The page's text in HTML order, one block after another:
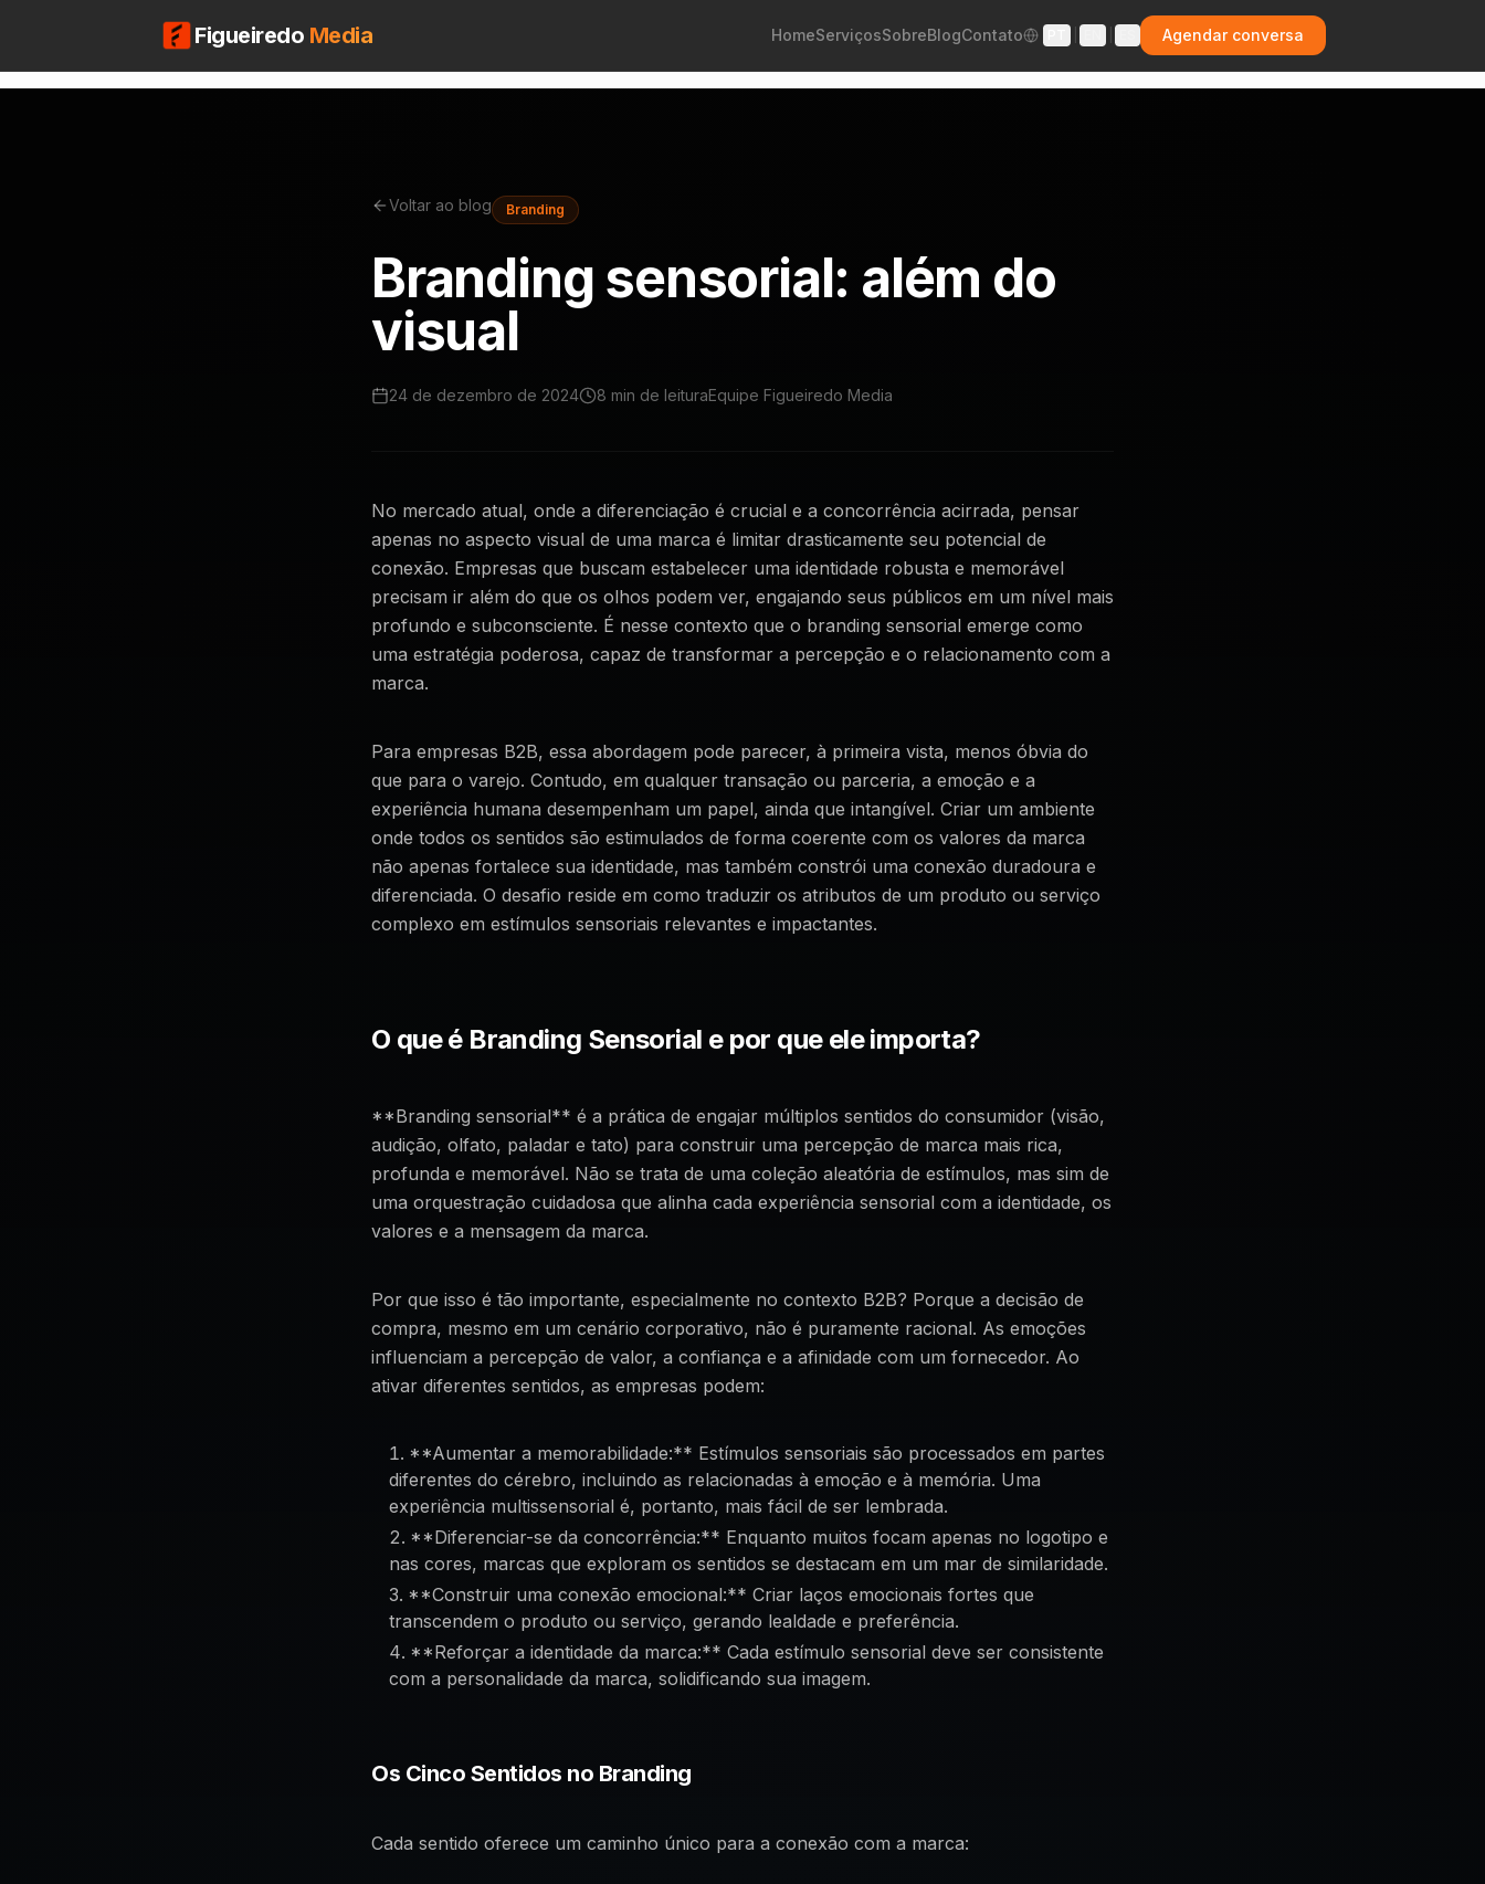
Figueiredo Media HomeServiçosSobreBlogContato Agendar conversa
Voltar ao blog Branding
Branding sensorial: além do
visual
24 de dezembro de 2024 8 min de leituraEquipe Figueiredo Media
No mercado atual, onde a diferenciação é crucial e a concorrência acirrada, pensar
apenas no aspecto visual de uma marca é limitar drasticamente seu potencial de
conexão. Empresas que buscam estabelecer uma identidade robusta e memorável
precisam ir além do que os olhos podem ver, engajando seus públicos em um nível mais
profundo e subconsciente. É nesse contexto que o branding sensorial emerge como
uma estratégia poderosa, capaz de transformar a percepção e o relacionamento com a
marca.
Para empresas B2B, essa abordagem pode parecer, à primeira vista, menos óbvia do
que para o varejo. Contudo, em qualquer transação ou parceria, a emoção e a
experiência humana desempenham um papel, ainda que intangível. Criar um ambiente
onde todos os sentidos são estimulados de forma coerente com os valores da marca
não apenas fortalece sua identidade, mas também constrói uma conexão duradoura e
diferenciada. O desafio reside em como traduzir os atributos de um produto ou serviço
complexo em estímulos sensoriais relevantes e impactantes.
O que é Branding Sensorial e por que ele importa?
**Branding sensorial** é a prática de engajar múltiplos sentidos do consumidor (visão,
audição, olfato, paladar e tato) para construir uma percepção de marca mais rica,
profunda e memorável. Não se trata de uma coleção aleatória de estímulos, mas sim de
uma orquestração cuidadosa que alinha cada experiência sensorial com a identidade, os
valores e a mensagem da marca.
Por que isso é tão importante, especialmente no contexto B2B? Porque a decisão de
compra, mesmo em um cenário corporativo, não é puramente racional. As emoções
influenciam a percepção de valor, a confiança e a afinidade com um fornecedor. Ao
ativar diferentes sentidos, as empresas podem:
**Aumentar a memorabilidade:** Estímulos sensoriais são processados em partes
diferentes do cérebro, incluindo as relacionadas à emoção e à memória. Uma
experiência multissensorial é, portanto, mais fácil de ser lembrada.
**Diferenciar-se da concorrência:** Enquanto muitos focam apenas no logotipo e
nas cores, marcas que exploram os sentidos se destacam em um mar de similaridade.
**Construir uma conexão emocional:** Criar laços emocionais fortes que
transcendem o produto ou serviço, gerando lealdade e preferência.
**Reforçar a identidade da marca:** Cada estímulo sensorial deve ser consistente
com a personalidade da marca, solidificando sua imagem.
Os Cinco Sentidos no Branding
Cada sentido oferece um caminho único para a conexão com a marca: